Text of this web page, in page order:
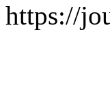
https://